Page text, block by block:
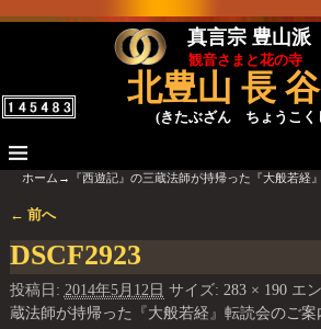
真言宗 豊山派
観音さまと花の寺
北豊山 長
(きたぶざん ちょうこく
ホーム → 『西遊記』の三蔵法師が持帰った『大般若経
← 前へ
DSCF2923
投稿日: 2014年5月12日 サイズ: 283 × 190エ
蔵法師が持帰った『大般若経』転読会のご案